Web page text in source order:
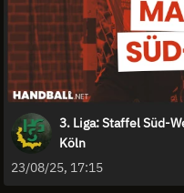
3. Liga: Staffel Süd-
Köln
23/08/25, 17:15